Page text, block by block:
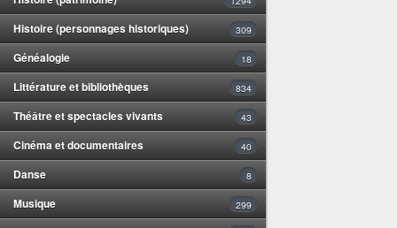
Histoire (personnages historiques) 309
Généalogie 18
Littérature et bibliothèques 834
Théâtre et spectacles vivants 43
Cinéma et documentaires 40
Danse 8
Musique 299